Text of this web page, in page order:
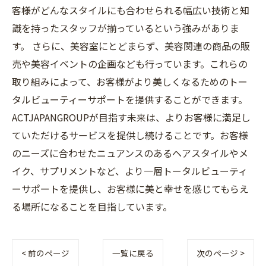
客様がどんなスタイルにも合わせられる幅広い技術と知
識を持ったスタッフが揃っているという強みがありま
す。 さらに、美容室にとどまらず、美容関連の商品の販
売や美容イベントの企画なども行っています。これらの
取り組みによって、お客様がより美しくなるためのトー
タルビューティーサポートを提供することができます。
ACTJAPANGROUPが目指す未来は、よりお客様に満足し
ていただけるサービスを提供し続けることです。お客様
のニーズに合わせたニュアンスのあるヘアスタイルやメ
イク、サプリメントなど、より一層トータルビューティ
ーサポートを提供し、お客様に美と幸せを感じてもらえ
る場所になることを目指しています。
< 前のページ 一覧に戻る 次のページ >